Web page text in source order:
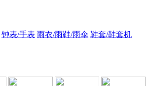
钟表/手表 雨衣/雨鞋/雨伞 鞋套/鞋套机